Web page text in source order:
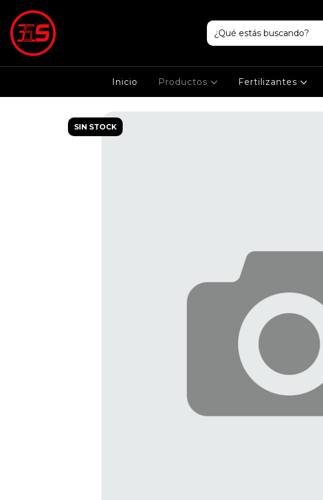
Inicio Productos Fertilizantes
SIN STOCK